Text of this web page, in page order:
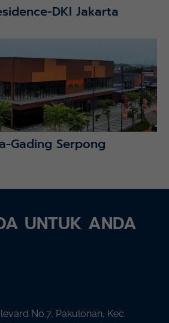
DKI Jakarta
Gading Serpong
UNTUK ANDA
No.7, Pakulonan, Kec.